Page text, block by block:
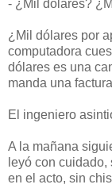
- ¿Mil dólares?
¿Mil dólares por
computadora
dólares es una
manda una
El ingeniero
A la mañana
leyó con
en el acto, sin